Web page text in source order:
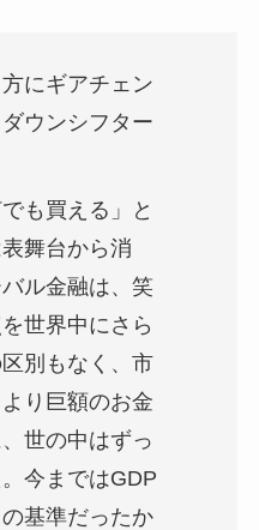
にギアチェン
ウンシフター
も買える」と
舞台から消
ル金融は、笑
世界中にさら
別もなく、市
り巨額のお金
世の中はずっ
今まではGDP
基準だったか